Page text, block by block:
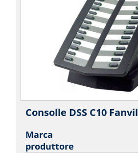
Consolle DSS C10 Fanvil
Marca
produttore